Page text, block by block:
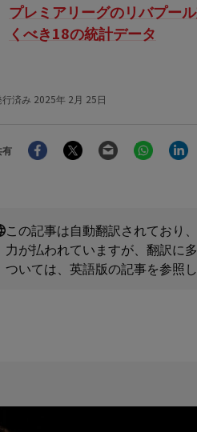
プレミアリーグのリバプー
くべき18の統計データ
行済み 2025年 2月 25日
有
FacebookTwitter Email
この記事は自動翻訳されており
力が払われていますが、翻訳に
ついては、英語版の記事を参照し